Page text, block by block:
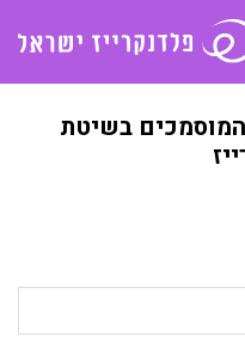
בשיטת